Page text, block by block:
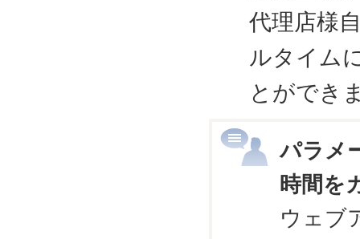
代理店様
ルタイム
とができ
パラメ
時間を
ウェブ